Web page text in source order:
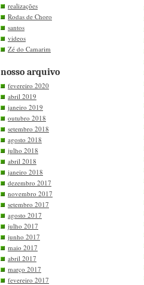
realizações
Rodas de Choro
santos
videos
Zé do Camarim
nosso arquivo
fevereiro 2020
abril 2019
janeiro 2019
outubro 2018
setembro 2018
agosto 2018
julho 2018
abril 2018
janeiro 2018
dezembro 2017
novembro 2017
setembro 2017
agosto 2017
julho 2017
junho 2017
maio 2017
abril 2017
março 2017
fevereiro 2017